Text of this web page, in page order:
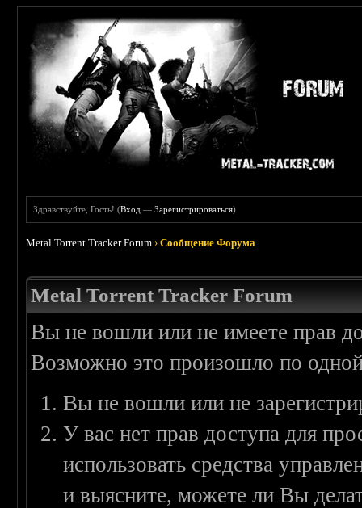
Здравствуйте, Гость! (Вход —Зарегистрироваться)
Metal Torrent Tracker Forum ›Сообщение Форума
Metal Torrent Tracker Forum
Вы не вошли или не имеете прав
Возможно это произошло по
Вы не вошли или не
У вас нет прав доступа для
использовать средства
и выясните, можете ли Вы